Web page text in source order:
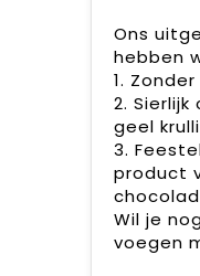
Ons
hebben
1.
2.
geel
3.
product
Wil je
voegen